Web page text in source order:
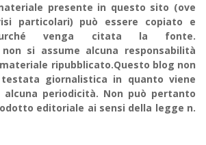
presente in questo sito (ove
particolari) può essere copiato e
venga citata la fonte.
non si assume alcuna responsabilità
ripubblicato.Questo blog non
giornalistica in quanto viene
alcuna periodicità. Non può pertanto
editoriale ai sensi della legge n.